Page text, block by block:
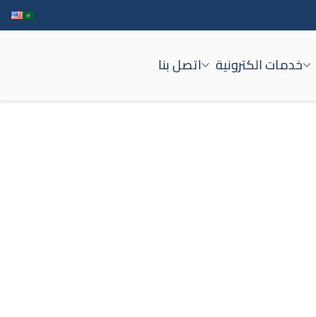
خدمات الكترونية اتصل بنا